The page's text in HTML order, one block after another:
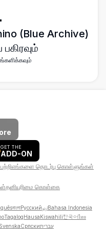
(Blue Archive)
GET THE
ADD-ON
எங்களை தொடர்பு கொள்ளுங்கள்
தனியுரிமை கொள்கை
বাংলাРусскийاردوBahasa Indonesia
TagalogHausaKiswahili한국어ไทย
SvenskaСрпскиעברית